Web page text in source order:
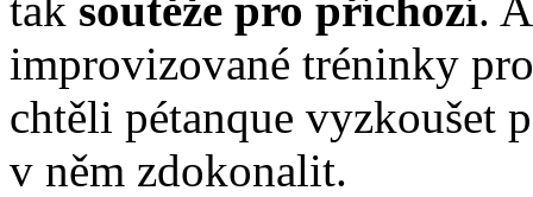
improvizované tréninky
chtěli pétanque vyzkoušet
v něm zdokonalit.